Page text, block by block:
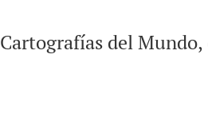
Cartografías del